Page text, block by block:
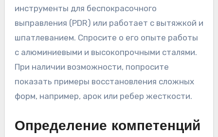
инструменты для беспокрасочного
выправления (PDR) или работает с вытяжкой и
шпатлеванием. Спросите о его опыте работы
с алюминиевыми и высокопрочными сталями.
При наличии возможности, попросите
показать примеры восстановления сложных
форм, например, арок или ребер жесткости.
Определение компетенций